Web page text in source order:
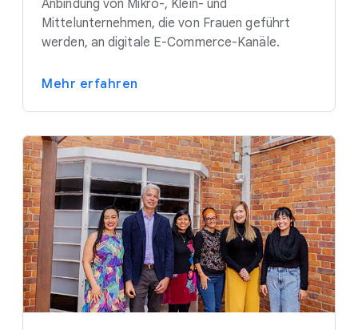
Anbindung von Mikro-, Klein- und
Mittelunternehmen, die von Frauen geführt
werden, an digitale E-Commerce-Kanäle.
Mehr erfahren